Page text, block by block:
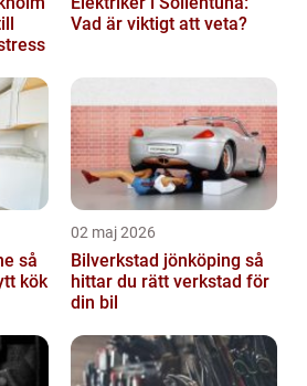
Vad är viktigt att veta?
kök
02 maj 2026
Bilverkstad jönköping så
hittar du rätt verkstad för
din bil